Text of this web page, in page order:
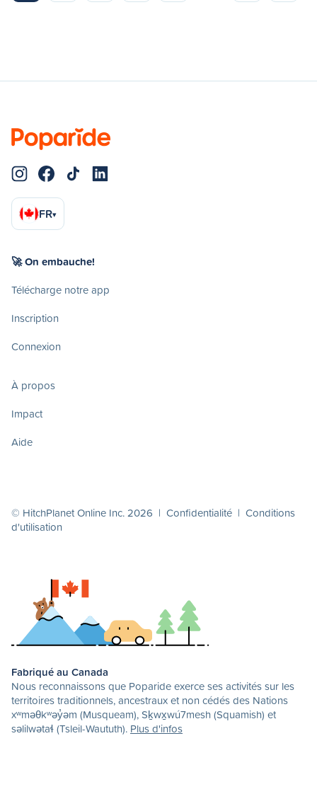
FR▾
🚀 On embauche!
Télécharge notre app
Inscription
Connexion
À propos
Impact
Aide
© HitchPlanet Online Inc. 2026 | Confidentialité | Conditions
d'utilisation
Fabriqué au Canada
Nous reconnaissons que Poparide exerce ses activités sur les
territoires traditionnels, ancestraux et non cédés des Nations
xʷməθkʷəy̓əm (Musqueam), Sḵwx̱wú7mesh (Squamish) et
səlilwətaɬ (Tsleil-Waututh). Plus d'infos